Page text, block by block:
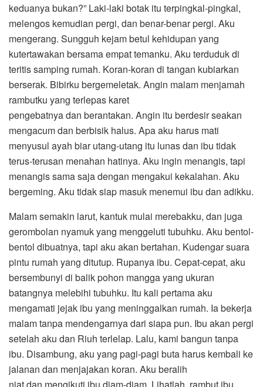
keduanya bukan?” Laki-laki botak itu terpingkal-pingkal,
melengos kemudian pergi, dan benar-benar pergi. Aku
mengerang. Sungguh kejam betul kehidupan yang
kutertawakan bersama empat temanku. Aku terduduk di
teritis samping rumah. Koran-koran di tangan kubiarkan
berserak. Bibirku bergemeletak. Angin malam menjamah
rambutku yang terlepas karet
pengebatnya dan berantakan. Angin itu berdesir seakan
mengacum dan berbisik halus. Apa aku harus mati
menyusul ayah biar utang-utang itu lunas dan ibu tidak
terus-terusan menahan hatinya. Aku ingin menangis, tapi
menangis sama saja dengan mengakui kekalahan. Aku
bergeming. Aku tidak siap masuk menemui ibu dan adikku.
Malam semakin larut, kantuk mulai merebakku, dan juga
gerombolan nyamuk yang menggeluti tubuhku. Aku bentol-
bentol dibuatnya, tapi aku akan bertahan. Kudengar suara
pintu rumah yang ditutup. Rupanya ibu. Cepat-cepat, aku
bersembunyi di balik pohon mangga yang ukuran
batangnya melebihi tubuhku. Itu kali pertama aku
mengamati jejak ibu yang meninggalkan rumah. Ia bekerja
malam tanpa mendengarnya dari siapa pun. Ibu akan pergi
setelah aku dan Riuh terlelap. Lalu, kami bangun tanpa
ibu. Disambung, aku yang pagi-pagi buta harus kembali ke
jalanan dan menjajakan koran. Aku beralih
niat dan mengikuti ibu diam-diam. Lihatlah, rambut ibu